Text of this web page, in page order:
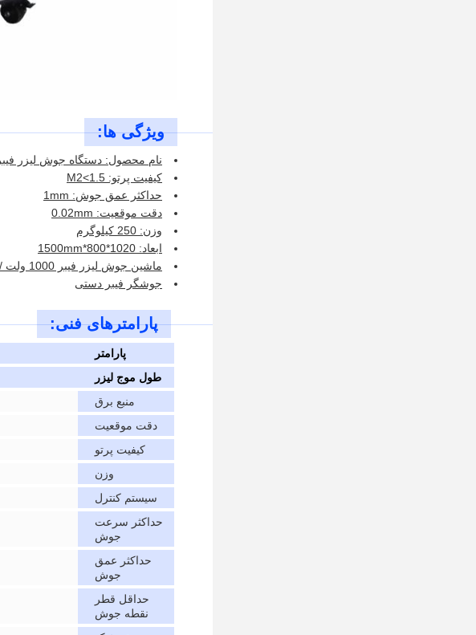
ویژگی ها:
نام محصول: دستگاه جوش لیزر فیبر
کیفیت پرتو: M2<1.5
حداکثر عمق جوش: 1mm
دقت موقعیت: 0.02mm
وزن: 250 کیلوگرم
ابعاد: 1020*800*1500mm
ماشین جوش لیزر فیبر 1000 ولت / 1500 ولت
جوشگر فیبر دستی
پارامترهای فنی:
پارامتر
طول موج لیزر
منبع برق
دقت موقعیت
کیفیت پرتو
وزن
سیستم کنترل
حداکثر سرعت
جوش
حداکثر عمق
جوش
حداقل قطر
نقطه جوش